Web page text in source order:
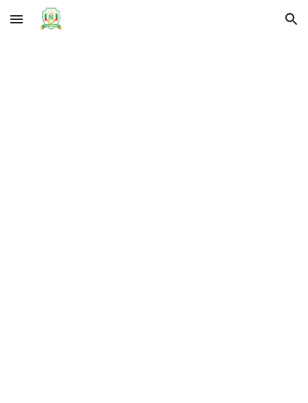
Skip to main content Skip to navigation